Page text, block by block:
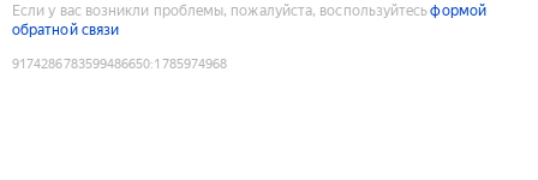
Если у вас возникли проблемы, пожалуйста, воспользуйтесьформой
обратной связи
9174286783599486650:1785974968